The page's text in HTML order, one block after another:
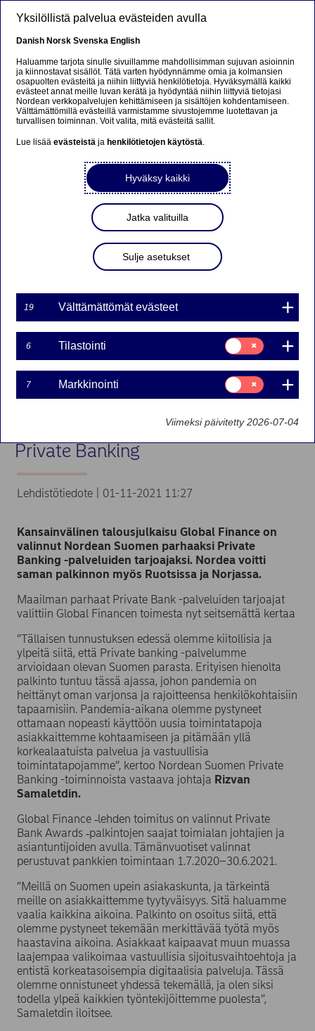
Ursäkta...
Den här sidan finns tyvärr inte på svenska.
Stanna kvar på sidan|Gå till en relaterad sida på
Nordealla Suomen paras
Private Banking
Lehdistötiedote | 01-11-2021 11:27
Kansainvälinen talousjulkaisu Global Finance on
valinnut Nordean Suomen parhaaksi Private
Banking -palveluiden tarjoajaksi. Nordea voitti
saman palkinnon myös Ruotsissa ja Norjassa.
Maailman parhaat Private Bank -palveluiden tarjoajat
valittiin Global Financen toimesta nyt seitsemättä kertaa
”Tällaisen tunnustuksen edessä olemme kiitollisia ja
ylpeitä siitä, että Private banking -palvelumme
arvioidaan olevan Suomen parasta. Erityisen hienolta
palkinto tuntuu tässä ajassa, johon pandemia on
heittänyt oman varjonsa ja rajoitteensa henkilökohtaisiin
tapaamisiin. Pandemia-aikana olemme pystyneet
ottamaan nopeasti käyttöön uusia toimintatapoja
asiakkaittemme kohtaamiseen ja pitämään yllä
korkealaatuista palvelua ja vastuullisia
toimintatapojamme”, kertoo Nordean Suomen Private
Banking -toiminnoista vastaava johtaja Rizvan
Samaletdin.
Global Finance ‑lehden toimitus on valinnut Private
Bank Awards ‑palkintojen saajat toimialan johtajien ja
asiantuntijoiden avulla. Tämänvuotiset valinnat
perustuvat pankkien toimintaan 1.7.2020–30.6.2021.
”Meillä on Suomen upein asiakaskunta, ja tärkeintä
meille on asiakkaittemme tyytyväisyys. Sitä haluamme
vaalia kaikkina aikoina. Palkinto on osoitus siitä, että
olemme pystyneet tekemään merkittävää työtä myös
haastavina aikoina. Asiakkaat kaipaavat muun muassa
laajempaa valikoimaa vastuullisia sijoitusvaihtoehtoja ja
entistä korkeatasoisempia digitaalisia palveluja. Tässä
olemme onnistuneet yhdessä tekemällä, ja olen siksi
todella ylpeä kaikkien työntekijöittemme puolesta”,
Samaletdin iloitsee.
Yksilöllistä palvelua evästeiden avulla
Danish Norsk Svenska English
Haluamme tarjota sinulle sivuillamme mahdollisimman sujuvan asioinnin
ja kiinnostavat sisällöt. Tätä varten hyödynnämme omia ja kolmansien
osapuolten evästeitä ja niihin liittyviä henkilötietoja. Hyväksymällä kaikki
evästeet annat meille luvan kerätä ja hyödyntää niihin liittyviä tietojasi
Nordean verkkopalvelujen kehittämiseen ja sisältöjen kohdentamiseen.
Välttämättömillä evästeillä varmistamme sivustojemme luotettavan ja
turvallisen toiminnan. Voit valita, mitä evästeitä sallit.
Lue lisääevästeistä ja henkilötietojen käytöstä.
Hyväksy kaikki
Jatka valituilla
Sulje asetukset
19 Välttämättömät evästeet
6 Tilastointi
Suostumusvalinta:
Tilastointi
7 Markkinointi
Suostumusvalinta:
Markkinointi
Viimeksi päivitetty 2026-07-04